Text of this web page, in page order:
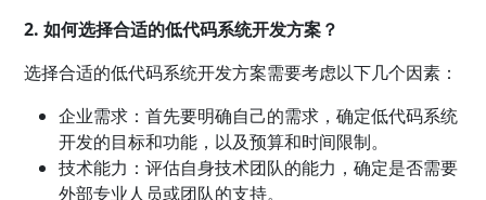
2. 如何选择合适的低代码系统开发方案？
选择合适的低代码系统开发方案需要考虑以下几个因素：
企业需求：首先要明确自己的需求，确定低代码系统
开发的目标和功能，以及预算和时间限制。
技术能力：评估自身技术团队的能力，确定是否需要
外部专业人员或团队的支持。